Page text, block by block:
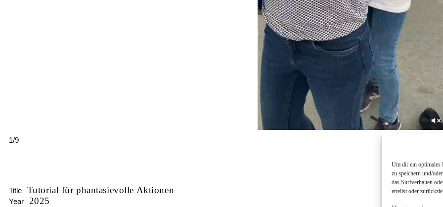
Um dir ein optimales
zu speichern und/
das Surfverhalten
erteilst oder
1/9
Title Tutorial für phantasievolle Aktionen
Year
2025